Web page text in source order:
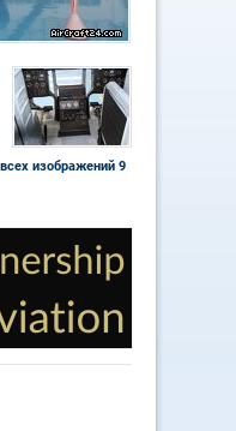
изображений 9